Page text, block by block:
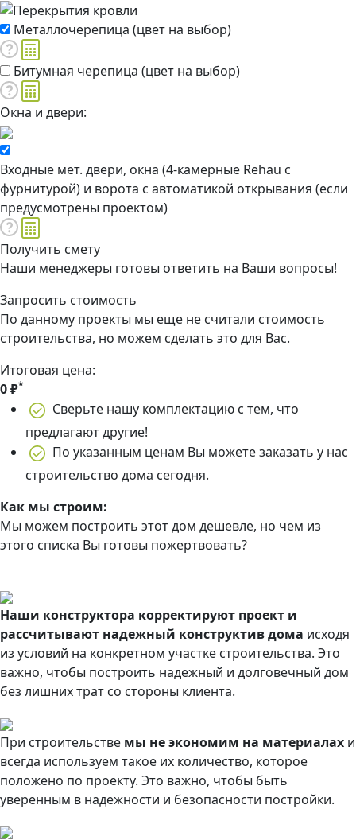
Металлочерепица (цвет на выбор)
Битумная черепица (цвет на выбор)
Окна и двери:
Входные мет. двери, окна (4-камерные Rehau с
фурнитурой) и ворота с автоматикой открывания (если
предусмотрены проектом)
Получить смету
Наши менеджеры готовы ответить на Ваши вопросы!
Запросить стоимость
По данному проекты мы еще не считали стоимость
строительства, но можем сделать это для Вас.
Итоговая цена:
0₽*
Сверьте нашу комплектацию с тем, что
предлагают другие!
По указанным ценам Вы можете заказать у нас
строительство дома сегодня.
Как мы строим:
Мы можем построить этот дом дешевле, но чем из
этого списка Вы готовы пожертвовать?
Наши конструктора корректируют проект и
рассчитывают надежный конструктив дома исходя
из условий на конкретном участке строительства. Это
важно, чтобы построить надежный и долговечный дом
без лишних трат со стороны клиента.
При строительстве мы не экономим на материалах и
всегда используем такое их количество, которое
положено по проекту. Это важно, чтобы быть
уверенным в надежности и безопасности постройки.